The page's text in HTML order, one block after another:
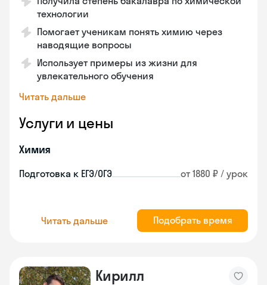
технологии
Помогает ученикам понять химию через
наводящие вопросы
Использует примеры из жизни для
увлекательного обучения
Читать дальше
Услуги и цены
Химия
Подготовка к ЕГЭ/ОГЭ от 1880 ₽ / урок
Читать дальше Подобрать время
Кирилл